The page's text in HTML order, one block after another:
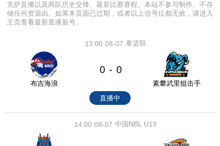
克萨直播以及两队历史交锋、最新比赛赛程。本站不参与制作、不存
储任何资源由。如果本页面已过期，或者以上信号位都无效，请进入
主页查看最新直播新号。
08-07
13:00 泰篮联
布吉海浪
0 - 0
素攀武里狙击手
直播中
08-07
14:00 中国NBL U19